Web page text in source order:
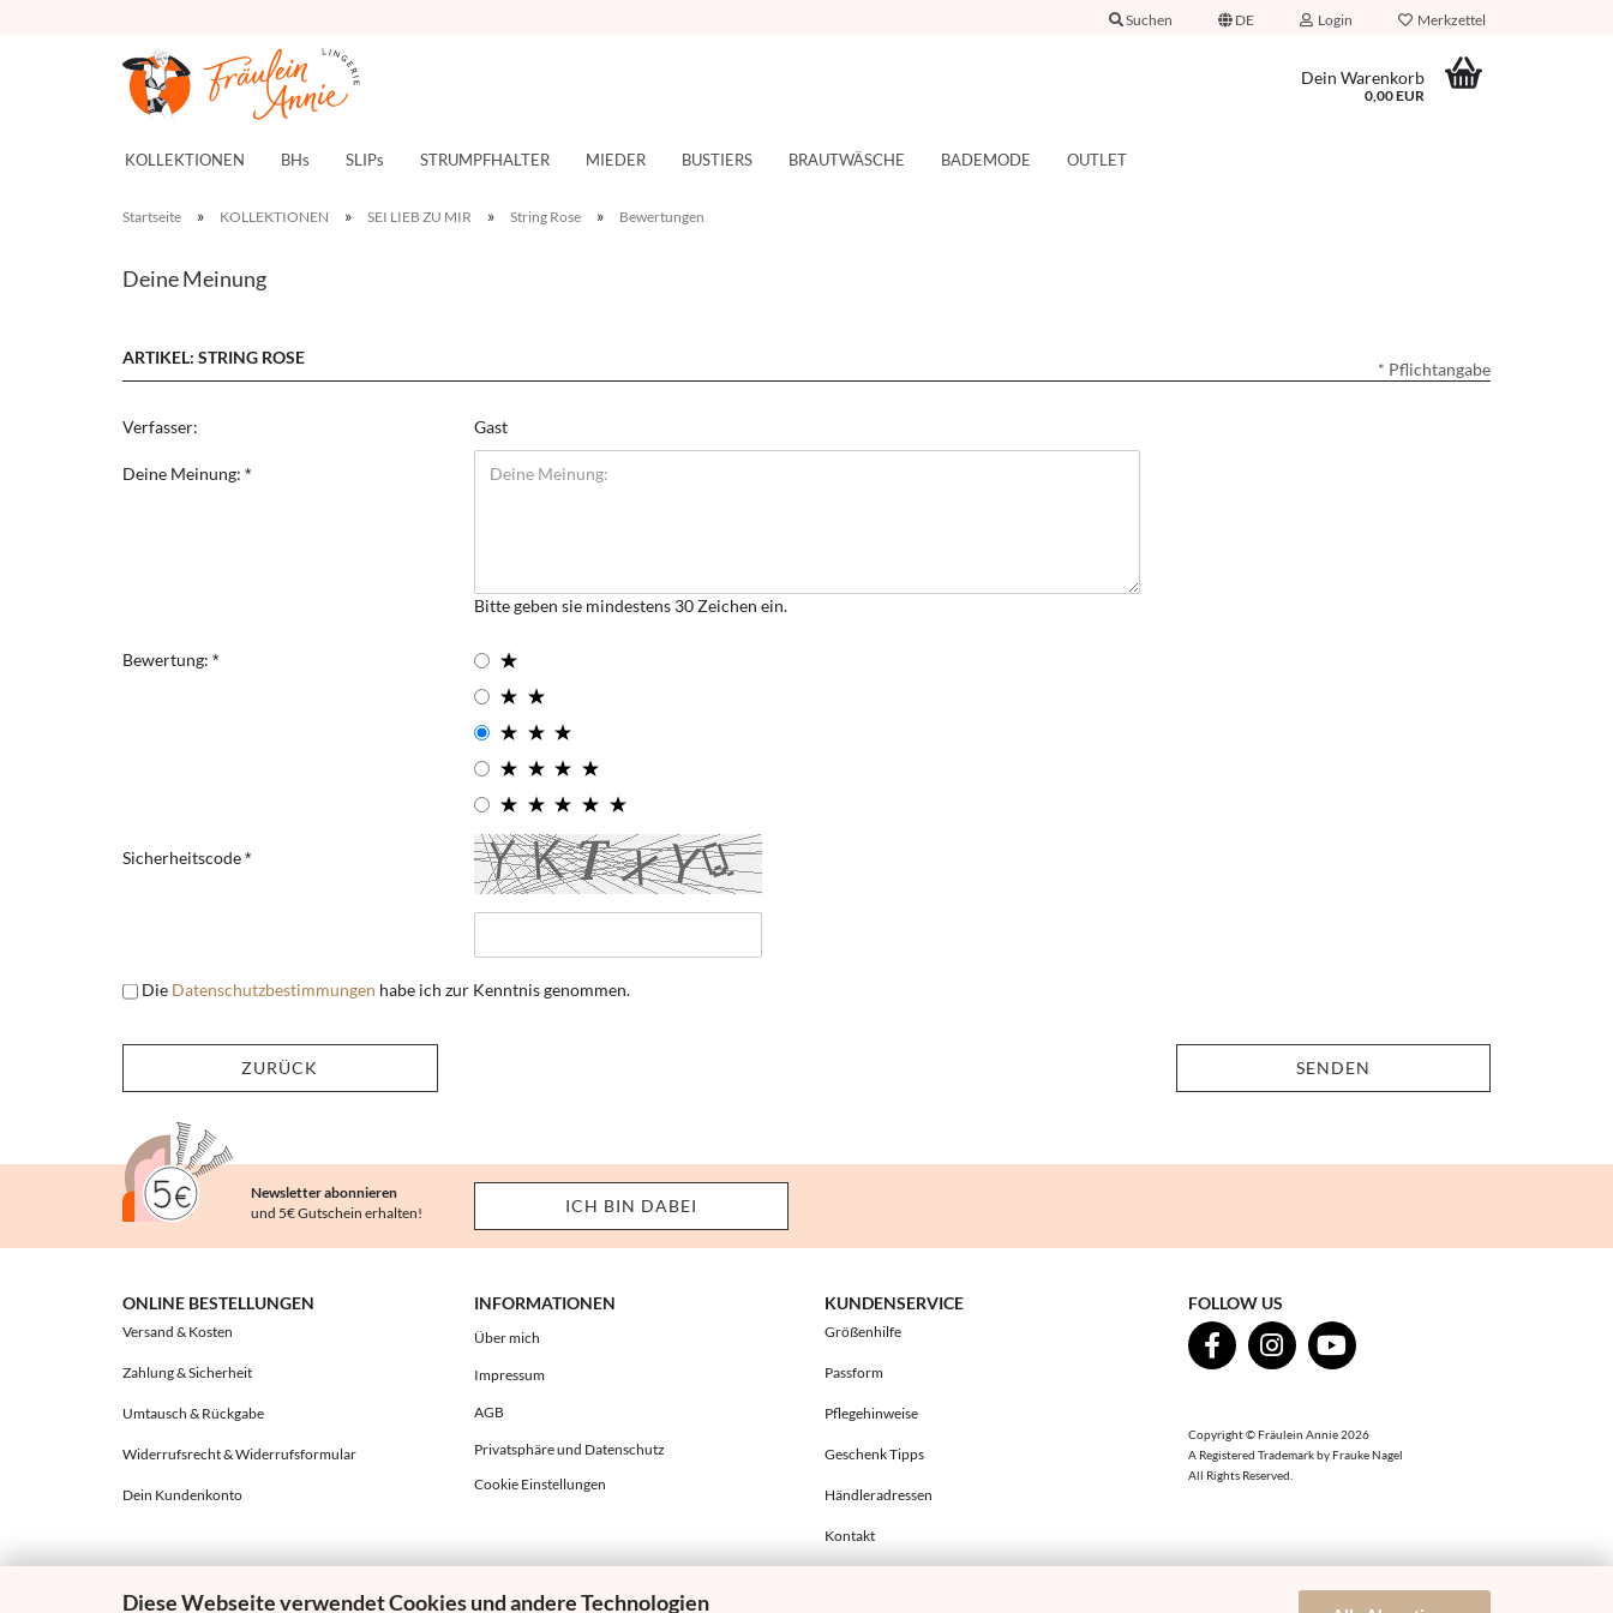
Diese Webseite verwendet Cookies und andere Technologien
Suchen DE Login Merkzettel
Dein Warenkorb
0,00 EUR
KOLLEKTIONEN BHs SLIPs STRUMPFHALTER MIEDER BUSTIERS BRAUTWÄSCHE BADEMODE OUTLET
Startseite » KOLLEKTIONEN » SEI LIEB ZU MIR » String Rose » Bewertungen
Deine Meinung
ARTIKEL: STRING ROSE
Verfasser: Gast
Deine Meinung:
Bitte geben sie mindestens 30 Zeichen ein.
Bewertung:
Sicherheitscode
Die Datenschutzbestimmungen habe ich zur Kenntnis genommen.
ZURÜCK SENDEN
* Pflichtangabe
Newsletter abonnieren
und 5€ Gutschein erhalten!
INFORMATIONEN
Über mich
Impressum
AGB
Privatsphäre und Datenschutz
Cookie Einstellungen
KUNDENSERVICE
Größenhilfe
Passform
Pflegehinweise
Geschenk Tipps
Händleradressen
Kontakt
FOLLOW US
Copyright © Fräulein Annie 2026
A Registered Trademark by Frauke Nagel
All Rights Reserved.
ONLINE BESTELLUNGEN
Versand & Kosten
Zahlung & Sicherheit
Umtausch & Rückgabe
Widerrufsrecht & Widerrufsformular
Dein Kundenkonto